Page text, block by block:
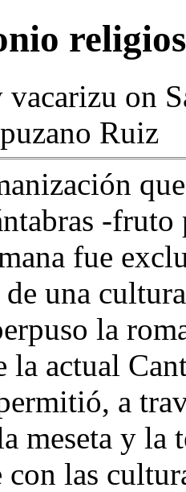
vacarizu on
Ruiz
-
fue
una
la
la actual
a
meseta y la
las